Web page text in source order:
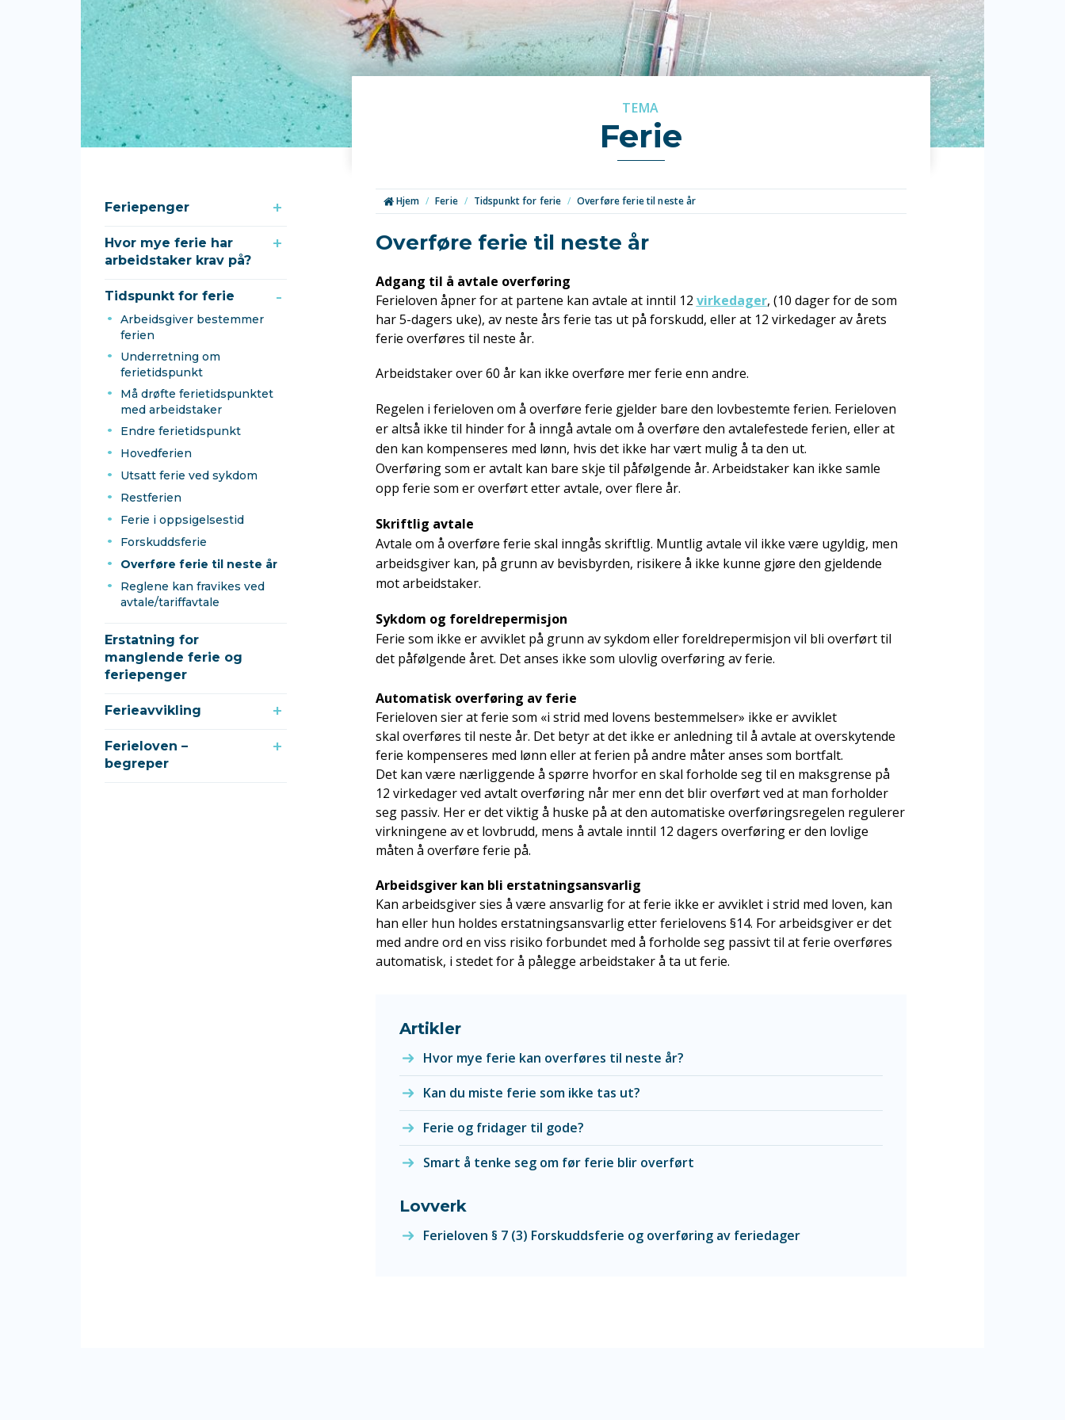
TEMA
Ferie
Feriepenger
Hvor mye ferie har
arbeidstaker krav på?
Tidspunkt for ferie
Arbeidsgiver bestemmer
ferien
Underretning om
ferietidspunkt
Må drøfte ferietidspunktet
med arbeidstaker
Endre ferietidspunkt
Hovedferien
Utsatt ferie ved sykdom
Restferien
Ferie i oppsigelsestid
Forskuddsferie
Overføre ferie til neste år
Reglene kan fravikes ved
avtale/tariffavtale
Erstatning for
manglende ferie og
feriepenger
Ferieavvikling
Ferieloven –
begreper
Hjem / Ferie / Tidspunkt for ferie / Overføre ferie til neste år
Overføre ferie til neste år
Adgang til å avtale overføring
Ferieloven åpner for at partene kan avtale at inntil 12 virkedager, (10 dager for de som
har 5-dagers uke), av neste års ferie tas ut på forskudd, eller at 12 virkedager av årets
ferie overføres til neste år.
Arbeidstaker over 60 år kan ikke overføre mer ferie enn andre.
Regelen i ferieloven om å overføre ferie gjelder bare den lovbestemte ferien. Ferieloven
er altså ikke til hinder for å inngå avtale om å overføre den avtalefestede ferien, eller at
den kan kompenseres med lønn, hvis det ikke har vært mulig å ta den ut.
Overføring som er avtalt kan bare skje til påfølgende år. Arbeidstaker kan ikke samle
opp ferie som er overført etter avtale, over flere år.
Skriftlig avtale
Avtale om å overføre ferie skal inngås skriftlig. Muntlig avtale vil ikke være ugyldig, men
arbeidsgiver kan, på grunn av bevisbyrden, risikere å ikke kunne gjøre den gjeldende
mot arbeidstaker.
Sykdom og foreldrepermisjon
Ferie som ikke er avviklet på grunn av sykdom eller foreldrepermisjon vil bli overført til
det påfølgende året. Det anses ikke som ulovlig overføring av ferie.
Automatisk overføring av ferie
Ferieloven sier at ferie som «i strid med lovens bestemmelser» ikke er avviklet
skal overføres til neste år. Det betyr at det ikke er anledning til å avtale at overskytende
ferie kompenseres med lønn eller at ferien på andre måter anses som bortfalt.
Det kan være nærliggende å spørre hvorfor en skal forholde seg til en maksgrense på
12 virkedager ved avtalt overføring når mer enn det blir overført ved at man forholder
seg passiv. Her er det viktig å huske på at den automatiske overføringsregelen regulerer
virkningene av et lovbrudd, mens å avtale inntil 12 dagers overføring er den lovlige
måten å overføre ferie på.
Arbeidsgiver kan bli erstatningsansvarlig
Kan arbeidsgiver sies å være ansvarlig for at ferie ikke er avviklet i strid med loven, kan
han eller hun holdes erstatningsansvarlig etter ferielovens §14. For arbeidsgiver er det
med andre ord en viss risiko forbundet med å forholde seg passivt til at ferie overføres
automatisk, i stedet for å pålegge arbeidstaker å ta ut ferie.
Artikler
Hvor mye ferie kan overføres til neste år?
Kan du miste ferie som ikke tas ut?
Ferie og fridager til gode?
Smart å tenke seg om før ferie blir overført
Lovverk
Ferieloven § 7 (3) Forskuddsferie og overføring av feriedager